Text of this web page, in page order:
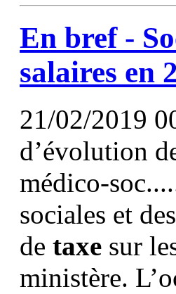
En bref -
salaires en
21/02/2019
d’évolution
médico-
sociales et
de taxe sur
ministère.